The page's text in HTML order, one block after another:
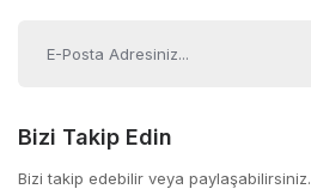
Bizi Takip Edin
Bizi takip edebilir veya paylaşabilirsiniz.